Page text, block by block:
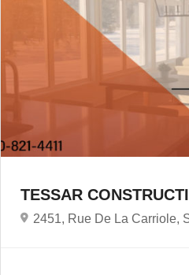
TESSAR
2451, Rue De La Carriole,